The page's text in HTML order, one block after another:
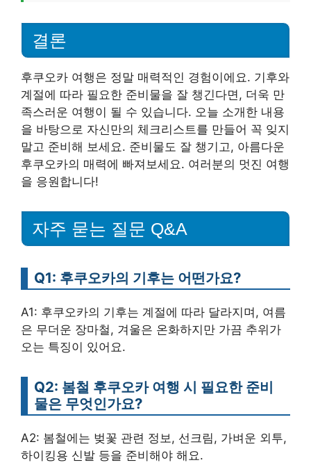
결론
후쿠오카 여행은 정말 매력적인 경험이에요. 기후와
계절에 따라 필요한 준비물을 잘 챙긴다면, 더욱 만
족스러운 여행이 될 수 있습니다. 오늘 소개한 내용
을 바탕으로 자신만의 체크리스트를 만들어 꼭 잊지
말고 준비해 보세요. 준비물도 잘 챙기고, 아름다운
후쿠오카의 매력에 빠져보세요. 여러분의 멋진 여행
을 응원합니다!
자주 묻는 질문 Q&A
Q1: 후쿠오카의 기후는 어떤가요?
A1: 후쿠오카의 기후는 계절에 따라 달라지며, 여름
은 무더운 장마철, 겨울은 온화하지만 가끔 추위가
오는 특징이 있어요.
Q2: 봄철 후쿠오카 여행 시 필요한 준비
물은 무엇인가요?
A2: 봄철에는 벚꽃 관련 정보, 선크림, 가벼운 외투,
하이킹용 신발 등을 준비해야 해요.